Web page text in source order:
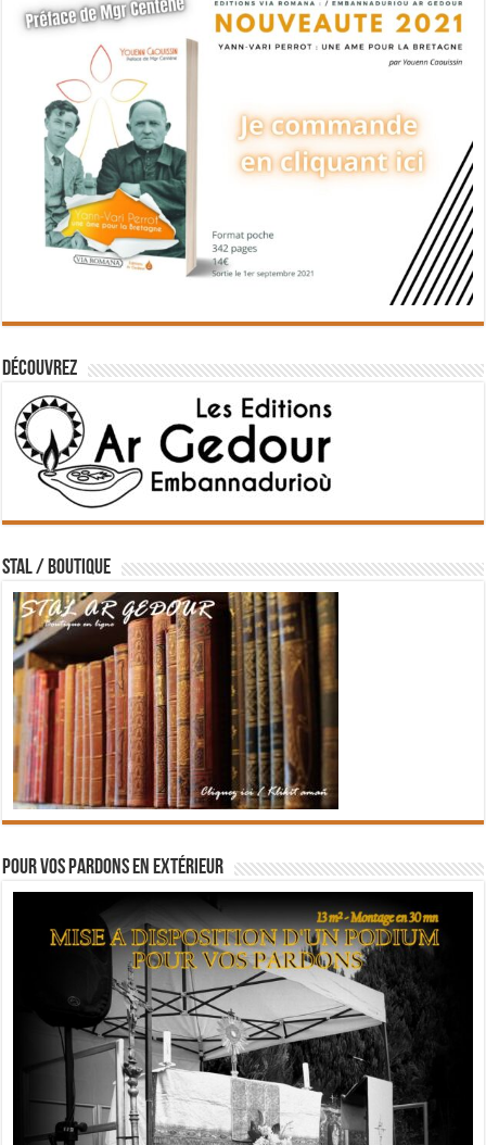
Découvrez
STAL / BOUTIQUE
Pour vos pardons en extérieur